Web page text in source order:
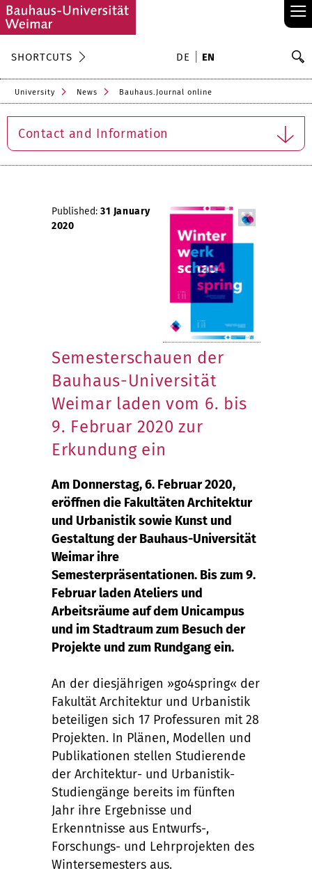
≡
SHORTCUTS DE EN
University News Bauhaus.Journal online
Contact and Information
Published: 31 January
2020
Semesterschauen der
Bauhaus-Universität
Weimar laden vom 6. bis
9. Februar 2020 zur
Erkundung ein
Am Donnerstag, 6. Februar 2020,
eröffnen die Fakultäten Architektur
und Urbanistik sowie Kunst und
Gestaltung der Bauhaus-Universität
Weimar ihre
Semesterpräsentationen. Bis zum 9.
Februar laden Ateliers und
Arbeitsräume auf dem Unicampus
und im Stadtraum zum Besuch der
Projekte und zum Rundgang ein.
An der diesjährigen »go4spring« der
Fakultät Architektur und Urbanistik
beteiligen sich 17 Professuren mit 28
Projekten. In Plänen, Modellen und
Publikationen stellen Studierende
der Architektur- und Urbanistik-
Studiengänge bereits im fünften
Jahr ihre Ergebnisse und
Erkenntnisse aus Entwurfs-,
Forschungs- und Lehrprojekten des
Wintersemesters aus.